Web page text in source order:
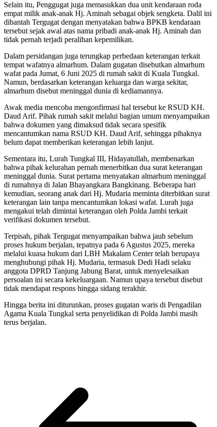
Selain itu, Penggugat juga memasukkan dua unit kendaraan roda
empat milik anak-anak Hj. Aminah sebagai objek sengketa. Dalil ini
dibantah Tergugat dengan menyatakan bahwa BPKB kendaraan
tersebut sejak awal atas nama pribadi anak-anak Hj. Aminah dan
tidak pernah terjadi peralihan kepemilikan.
Dalam persidangan juga terungkap perbedaan keterangan terkait
tempat wafatnya almarhum. Dalam gugatan disebutkan almarhum
wafat pada Jumat, 6 Juni 2025 di rumah sakit di Kuala Tungkal.
Namun, berdasarkan keterangan keluarga dan warga sekitar,
almarhum disebut meninggal dunia di kediamannya.
Awak media mencoba mengonfirmasi hal tersebut ke RSUD KH.
Daud Arif. Pihak rumah sakit melalui bagian umum menyampaikan
bahwa dokumen yang dimaksud tidak secara spesifik
mencantumkan nama RSUD KH. Daud Arif, sehingga pihaknya
belum dapat memberikan keterangan lebih lanjut.
Sementara itu, Lurah Tungkal III, Hidayatullah, membenarkan
bahwa pihak kelurahan pernah menerbitkan dua surat keterangan
meninggal dunia. Surat pertama menyatakan almarhum meninggal
di rumahnya di Jalan Bhayangkara Bangkinang. Beberapa hari
kemudian, seorang anak dari Hj. Mudaria meminta diterbitkan surat
keterangan lain tanpa mencantumkan lokasi wafat. Lurah juga
mengakui telah dimintai keterangan oleh Polda Jambi terkait
verifikasi dokumen tersebut.
Terpisah, pihak Tergugat menyampaikan bahwa jauh sebelum
proses hukum berjalan, tepatnya pada 6 Agustus 2025, mereka
melalui kuasa hukum dari LBH Makalam Center telah berupaya
menghubungi pihak Hj. Mudaria, termasuk Dedi Hadi selaku
anggota DPRD Tanjung Jabung Barat, untuk menyelesaikan
persoalan ini secara kekeluargaan. Namun upaya tersebut disebut
tidak mendapat respons hingga sidang terakhir.
Hingga berita ini diturunkan, proses gugatan waris di Pengadilan
Agama Kuala Tungkal serta penyelidikan di Polda Jambi masih
terus berjalan.